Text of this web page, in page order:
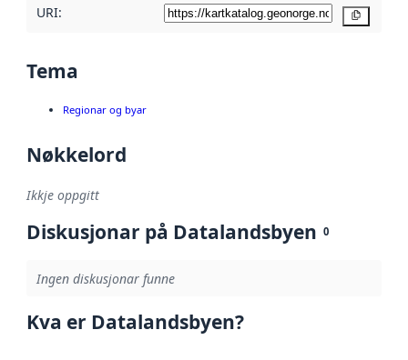
URI:
Tema
Regionar og byar
Nøkkelord
Ikkje oppgitt
Diskusjonar på Datalandsbyen 0
Ingen diskusjonar funne
Kva er Datalandsbyen?